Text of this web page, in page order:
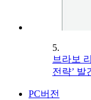
5.
브라보
전략’ 발
PC버전